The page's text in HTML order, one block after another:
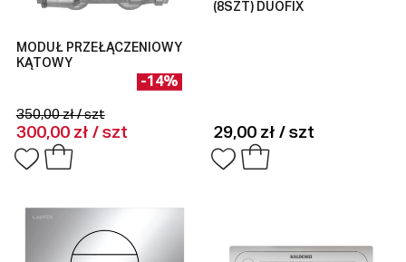
MODUŁ PRZEŁĄCZENIOWY
KĄTOWY
350,00 zł / szt
300,00 zł / szt
-14%
(8SZT) DUOFIX
29,00 zł / szt